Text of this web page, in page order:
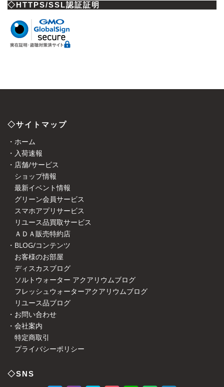
◇HTTPS/SSL認証証明
◇サイトマップ
・ホーム
・入荷速報
・店舗/サービス
ショップ情報
最新イベント情報
グリーン会員サービス
スマホアプリサービス
リユース品買取サービス
ＡＤＡ販売特約店
・BLOG/コンテンツ
お客様のお部屋
ディスカスブログ
ソルトウォーター アクアリウムブログ
フレッシュウォーターアクアリウムブログ
リユース品ブログ
・お問い合わせ
・会社案内
特定商取引
プライバシーポリシー
◇SNS